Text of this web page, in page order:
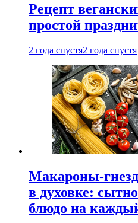
Рецепт
простой
2 года спустя2 года спустя
Макароны-
в духовке:
блюдо на